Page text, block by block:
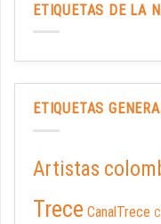
ETIQUETAS DE LA
ETIQUETAS
Artistas
Trece CanalTrece